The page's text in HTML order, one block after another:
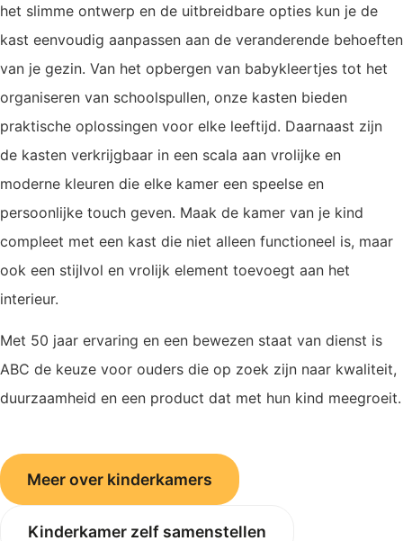
het slimme ontwerp en de uitbreidbare opties kun je de
kast eenvoudig aanpassen aan de veranderende behoeften
van je gezin. Van het opbergen van babykleertjes tot het
organiseren van schoolspullen, onze kasten bieden
praktische oplossingen voor elke leeftijd. Daarnaast zijn
de kasten verkrijgbaar in een scala aan vrolijke en
moderne kleuren die elke kamer een speelse en
persoonlijke touch geven. Maak de kamer van je kind
compleet met een kast die niet alleen functioneel is, maar
ook een stijlvol en vrolijk element toevoegt aan het
interieur.
Met 50 jaar ervaring en een bewezen staat van dienst is
ABC de keuze voor ouders die op zoek zijn naar kwaliteit,
duurzaamheid en een product dat met hun kind meegroeit.
Meer over kinderkamers
Kinderkamer zelf samenstellen